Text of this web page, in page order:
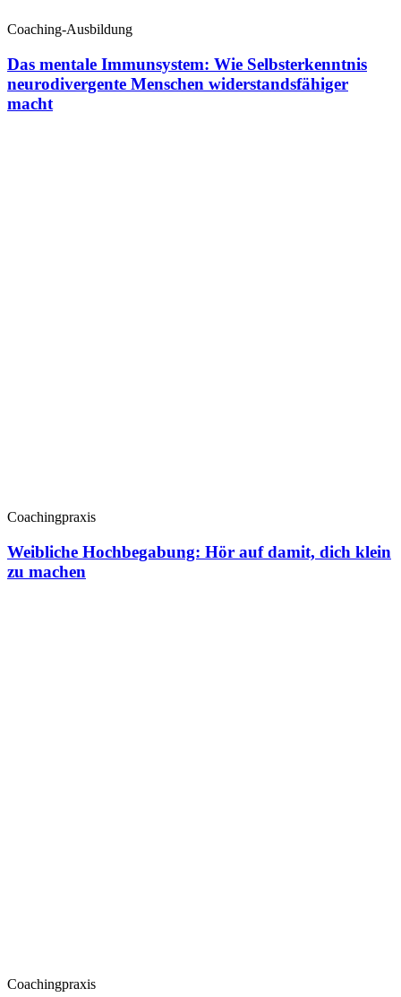
Coaching-Ausbildung
Das mentale Immunsystem: Wie Selbsterkenntnis
neurodivergente Menschen widerstandsfähiger
macht
Coachingpraxis
Weibliche Hochbegabung: Hör auf damit, dich klein
zu machen
Coachingpraxis